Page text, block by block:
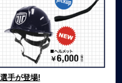
手が登場!